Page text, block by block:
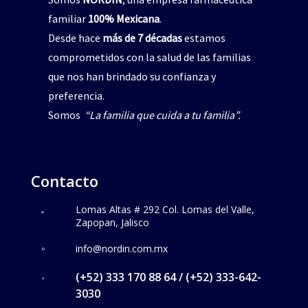
familiar 100% Mexicana.
Desde hace más de 7 décadasestamos
comprometidos con la salud de las familias
que nos han brindado su confianza y
preferencia.
Somos “La familia que cuida a tu familia”.
Contacto
Lomas Altas # 292 Col. Lomas del Valle,
Zapopan, Jalisco
info@nordin.com.mx
(+52) 333 170 88 64 / (+52) 333-642-
3030